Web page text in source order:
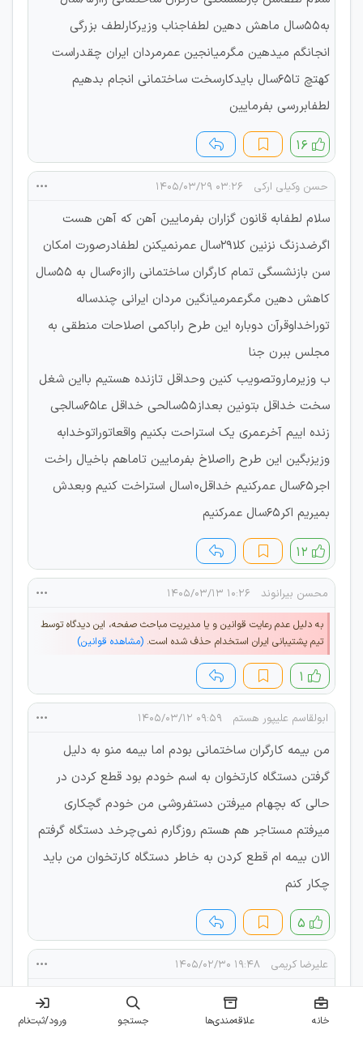
به55سال ماهش دهین لطفاجناب وزیرکارلطف بزرگی
انجانگم میدهین مگرمیانجین عمرمردان ایران چقدراست
کهتچ تا65سال بایدکارسخت ساختمانی انجام بدهیم
لطفابررسی بفرمایین
۱۶
حسن وکیلی ارکی ۰۳:۲۶ ۱۴۰۵/۰۳/۲۹
سلام لطفابه قانون گزاران بفرمایین آهن که آهن هست
اگرضدزنگ نزنین کلا29سال عمرنمیکنن لطفادرصورت امکان
سن بازنشسگی تمام کارگران ساختمانی رااز60سال به 55سال
کاهش دهین مگرعمرمیانگین مردان ایرانی چندساله
توراخداوقرآن دوباره این طرح راباکمی اصلاحات منطقی به
مجلس ببرن جنا
ب وزیرماروتصویب کنین وحداقل تازنده هستیم بااین شغل
سخت خداقل بتونین بعداز55سالحی خداقل عا65سالجی
زنده اییم آخرعمری یک استراحت بکنیم واقعاتوراتوخدابه
وزیزبگین این طرح رااصلاخ بفرمایین تاماهم باخیال راخت
اجر65سال عمرکنیم خداقل10سال استراخت کنیم وبعدش
بمیریم اکر65سال عمرکنیم
۱۲
محسن بیرانوند ۱۰:۲۶ ۱۴۰۵/۰۳/۱۳
به دلیل عدم رعایت قوانین و یا مدیریت مباحث صفحه، این دیدگاه توسط
تیم پشتیبانی ایران استخدام حذف شده است. (مشاهده قوانین)
۱
ابولقاسم علیپور هستم ۰۹:۵۹ ۱۴۰۵/۰۳/۱۲
من بیمه کارگران ساختمانی بودم اما بیمه منو به دلیل
گرفتن دستگاه کارتخوان به اسم خودم بود قطع کردن در
حالی که بچهام میرفتن دستفروشی من خودم گچکاری
میرفتم مستاجر هم هستم روزگارم نمی‌چرخد دستگاه گرفتم
الان بیمه ام قطع کردن به خاطر دستگاه کارتخوان من باید
چکار کنم
۵
علیرضا کریمی ۱۹:۴۸ ۱۴۰۵/۰۲/۳۰
من بیمه کار گر ساختمانی هستم به علت مناسب نبودن
مالی چند ماه از پرداخت بیمه عقب افتادم الان بیمه من را
خانه علاقه‌مندی‌ها جستجو ورود/ثبت‌نام